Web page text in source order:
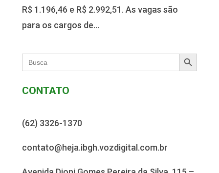
R$ 1.196,46 e R$ 2.992,51. As vagas são
para os cargos de...
Search
for:
Search Button
CONTATO
(62) 3326-1370
contato@heja.ibgh.vozdigital.com.br